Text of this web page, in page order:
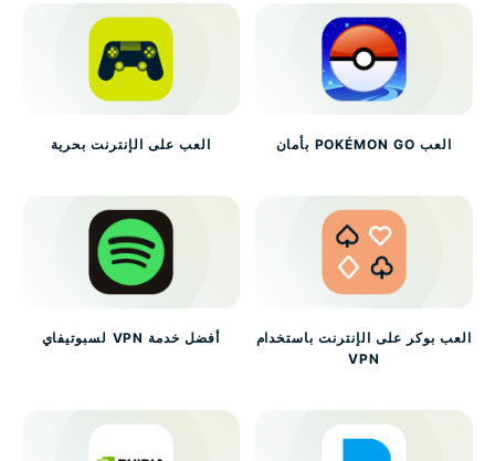
العب POKÉMON GO بأمان العب على الإنترنت بحرية
العب بوكر على الإنترنت باستخدام
VPN
أفضل خدمة VPN لسبوتيفاي